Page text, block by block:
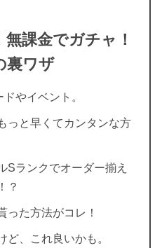
課金でガチャ！
裏ワザ
やイベント。
っと早くてカンタンな方
Sランクでオーダー揃え
？
った方法がコレ！
ど、これ良いかも。